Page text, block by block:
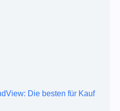
Die besten für Kauf